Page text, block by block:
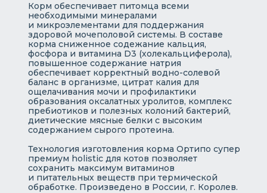
Корм обеспечивает питомца всеми
необходимыми минералами
и микроэлементами для поддержания
здоровой мочеполовой системы. В составе
корма сниженное содежание кальция,
фосфора и витамина D3 (холекальциферола),
повышенное содержание натрия
обеспечивает корректный водно-солевой
баланс в организме, цитрат калия для
ощелачивания мочи и профилактики
образования оксалатных уролитов, комплекс
пребиотиков и полезных колоний бактерий,
диетические мясные белки с высоким
содержанием сырого протеина.
Технология изготовления корма Ортипо супер
премиум holistic для котов позволяет
сохранить максимум витаминов
и питательных веществ при термической
обработке. Произведено в России, г. Королев.